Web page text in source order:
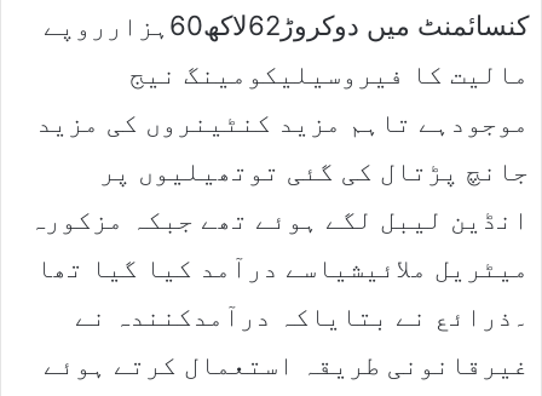
کنسائمنٹ میں دوکروڑ62لاکھ60ہزارروپے
مالیت کا فیروسیلیکومینگ نیج
موجودہے تاہم مزید کنٹینروں کی مزید
جانچ پڑتال کی گئی توتھیلیوں پر
انڈین لیبل لگے ہوئے تھے جبکہ مزکورہ
میٹریل ملائیشیاسے درآمد کیا گیا تھا
۔ذرائع نے بتایاکہ درآمدکنندہ نے
غیرقانونی طریقہ استعمال کرتے ہوئے